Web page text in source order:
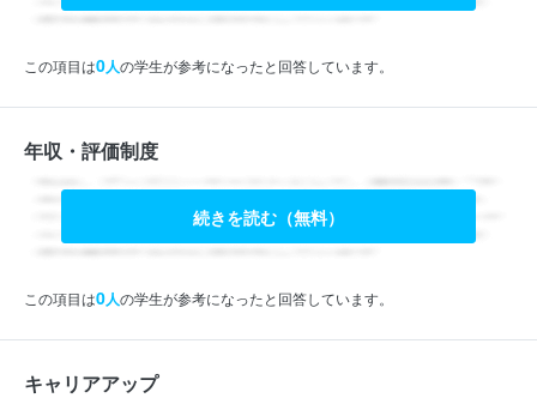
この項目は0人の学生が参考になったと回答しています。
年収・評価制度
続きを読む（無料）
この項目は0人の学生が参考になったと回答しています。
キャリアアップ